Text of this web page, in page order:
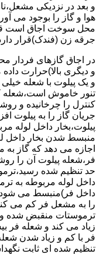
و بعد در نزدیکی
هوا و گاز را بوجود می
محل سوخت اجاق است
جرقه زن (فندک)قرار
در اجاق گازهای فردار
و دیگری بالا)حرارت
و یک پیلوت با شعله
تنور خاموش است،شعله
کنترل را چرخانیده و
جریان گاز را به پیلوت
پیلوت،بخار داخل لوله
منبسط شدن بخار داخل
اجازه می دهد که گاز
فر،شعله پیلوت آن را
حد تنظیم شده
داخل لوله مربوطه به
داخل فر)منبسط می شود
را به مشعل فر کم می
ترموستات منقبض شده و
زیاد می کند و شعله فر
فر با کم و زیاد شدن
تنظیم شده ای ثابت